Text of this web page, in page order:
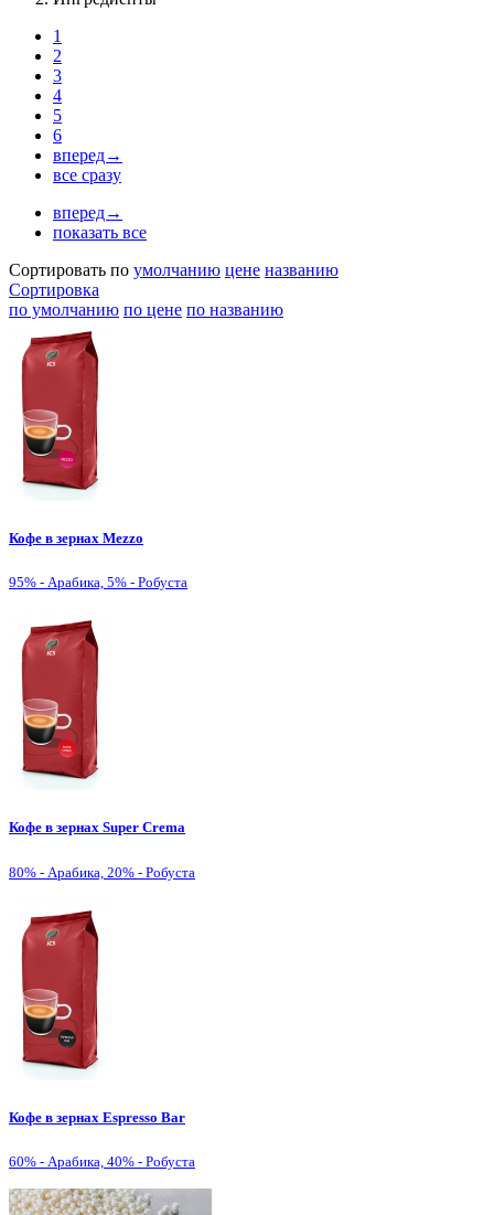
1
2
3
4
5
6
вперед→
все сразу
вперед→
показать все
Сортировать по умолчанию цене названию
Сортировка
по умолчанию по цене по названию
Кофе в зернах Mezzo
95% - Арабика, 5% - Робуста
Кофе в зернах Super Crema
80% - Арабика, 20% - Робуста
Кофе в зернах Espresso Bar
60% - Арабика, 40% - Робуста